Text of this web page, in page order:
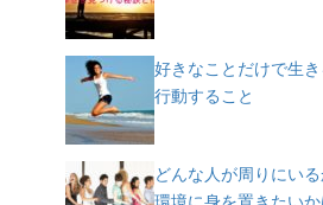
好きなことだけで生
行動すること
どんな人が周りにい